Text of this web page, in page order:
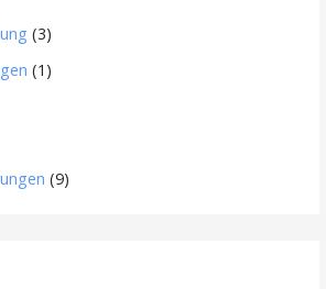
(3)
(1)
(9)